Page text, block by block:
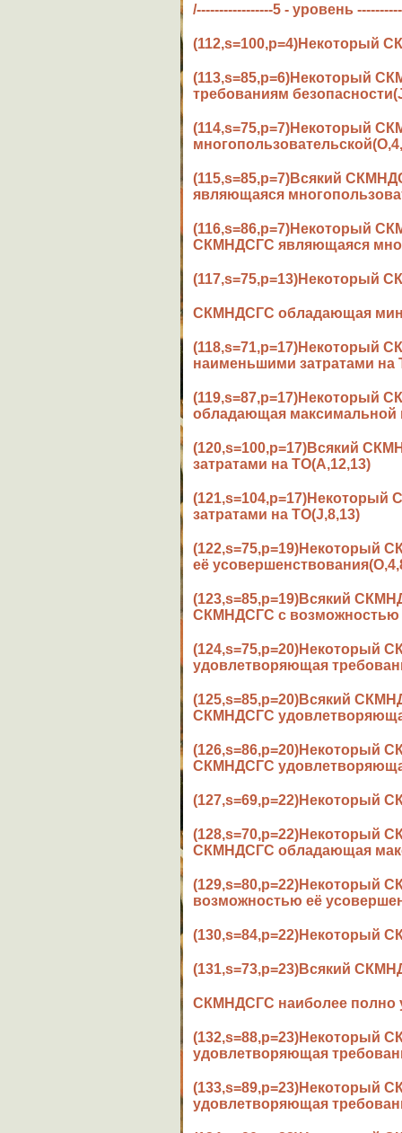
/-----------------5 - уровень
(112,s=100,p=4)Некоторый
(113,s=85,p=6)Некоторый
требованиям
(114,s=75,p=7)Некоторый
(115,s=85,p=7)Всякий
являющаяся
(116,s=86,p=7)Некоторый
СКМНДСГС являющаяся
(117,s=75,p=13)Некоторый
СКМНДСГС обладающая
(118,s=71,p=17)Некоторый
наименьшими затратами на
(119,s=87,p=17)Некоторый
обладающая максимальной
(120,s=100,p=17)Всякий
затратами на ТО(A,12,13)
затратами на ТО(J,8,13)
(122,s=75,p=19)Некоторый
её
(123,s=85,p=19)Всякий
СКМНДСГС с возможностью
(124,s=75,p=20)Некоторый
удовлетворяющая
(125,s=85,p=20)Всякий
СКМНДСГС
(126,s=86,p=20)Некоторый
СКМНДСГС
(127,s=69,p=22)Некоторый
(128,s=70,p=22)Некоторый
СКМНДСГС обладающая
(129,s=80,p=22)Некоторый
возможностью её
(130,s=84,p=22)Некоторый
(131,s=73,p=23)Всякий
СКМНДСГС наиболее полно
(132,s=88,p=23)Некоторый
удовлетворяющая
(133,s=89,p=23)Некоторый
удовлетворяющая